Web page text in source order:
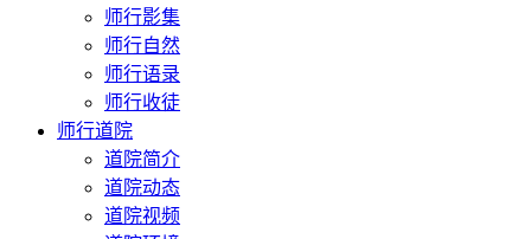
师行影集
师行自然
师行语录
师行收徒
师行道院
道院简介
道院动态
道院视频